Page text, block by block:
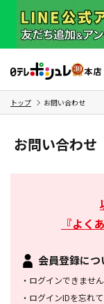
トップ お問い合わせ
お問い合わせ
『よく
会員登録につ
・ ログインできません
・ ログインIDを忘れ